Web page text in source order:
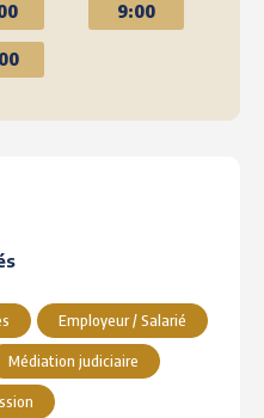
9:00
Employeur / Salarié
Médiation judiciaire